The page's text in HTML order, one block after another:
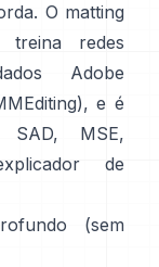
O matting
treina redes
Adobe
), e é
SAD, MSE,
de
(sem